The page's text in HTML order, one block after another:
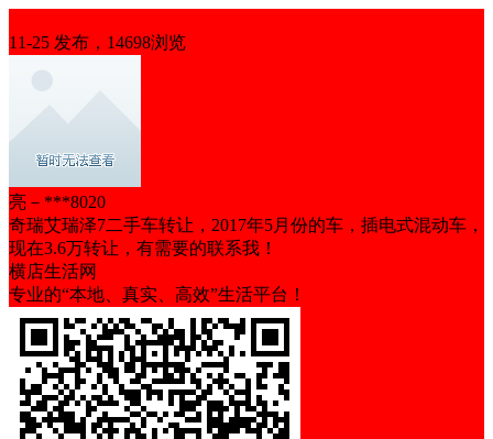
11-25 发布，14698浏览
亮－***8020
奇瑞艾瑞泽7二手车转让，2017年5月份的车，插电式混动车，
现在3.6万转让，有需要的联系我！
横店生活网
专业的“本地、真实、高效”生活平台！